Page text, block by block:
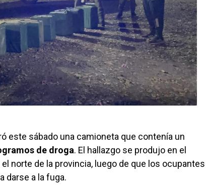
este sábado una camioneta que contenía un
de droga. El hallazgo se produjo en el
norte de la provincia, luego de que los ocupantes
darse a la fuga.